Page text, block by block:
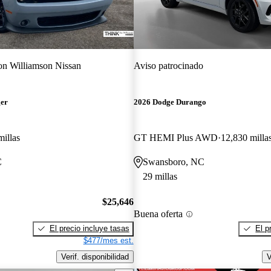
Williamson Nissan
$25,646
El precio incluye tasas
$477/mes est.
Verif. disponibilidad
Aviso patrocinado
2026 Dodge Durango
GT HEMI Plus AWD 12,830
Swansboro, NC
29 millas
Buena oferta
El